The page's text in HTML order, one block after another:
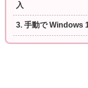
入
3. 手動で Windows